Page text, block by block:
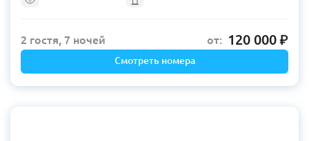
2 гостя, 7 ночей от: 120 000
Смотреть номера